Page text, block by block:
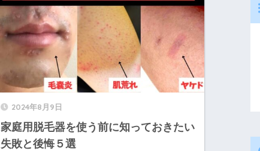
2024年8月9日
家庭用脱毛器を使う前に知っておきたい
失敗と後悔５選